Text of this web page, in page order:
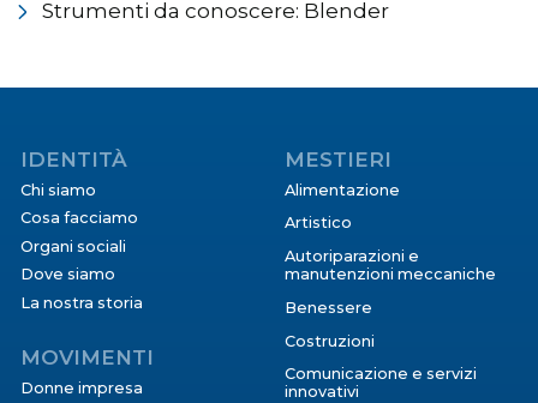
Strumenti da conoscere: Blender
IDENTITÀ
Chi siamo
Cosa facciamo
Organi sociali
Dove siamo
La nostra storia
MOVIMENTI
Donne impresa
MESTIERI
Alimentazione
Artistico
Autoriparazioni e
manutenzioni meccaniche
Benessere
Costruzioni
Comunicazione e servizi
innovativi